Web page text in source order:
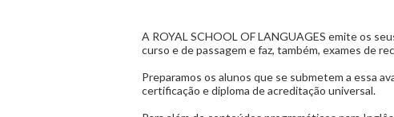
A ROYAL SCHOOL OF LANGUAGES emite os
curso e de passagem e faz, também, exames de
Preparamos os alunos que se submetem a essa
certificação e diploma de acreditação universal.